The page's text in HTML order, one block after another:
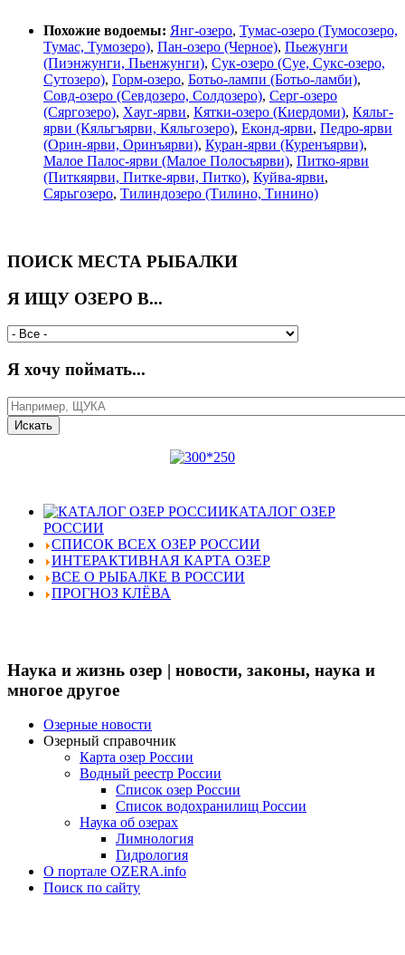
Похожие водоемы: Янг-озеро, Тумас-озеро (Тумосозеро,
Тумас, Тумозеро), Пан-озеро (Черное), Пьежунги
(Пиэнжунги, Пьенжунги), Сук-озеро (Суе, Сукс-озеро,
Сутозеро), Горм-озеро, Ботьо-лампи (Ботьо-ламби),
Совд-озеро (Севдозеро, Солдозеро), Серг-озеро
(Сяргозеро), Хауг-ярви, Кятки-озеро (Киердоми), Кяльг-
ярви (Кяльгъярви, Кяльгозеро), Еконд-ярви, Педро-ярви
(Орин-ярви, Оринъярви), Куран-ярви (Куренъярви),
Малое Палос-ярви (Малое Полосъярви), Питко-ярви
(Питкяярви, Питке-ярви, Питко), Куйва-ярви,
Сярьгозеро, Тилиндозеро (Тилино, Тинино)
ПОИСК МЕСТА РЫБАЛКИ
Я ИЩУ ОЗЕРО В...
Я хочу поймать...
КАТАЛОГ ОЗЕР
РОССИИ
СПИСОК ВСЕХ ОЗЕР РОССИИ
ИНТЕРАКТИВНАЯ КАРТА ОЗЕР
ВСЕ О РЫБАЛКЕ В РОССИИ
ПРОГНОЗ КЛЁВА
Наука и жизнь озер | новости, законы, наука и
многое другое
Озерные новости
Озерный справочник
Карта озер России
Водный реестр России
Список озер России
Список водохранилищ России
Наука об озерах
Лимнология
Гидрология
О портале OZERA.info
Поиск по сайту